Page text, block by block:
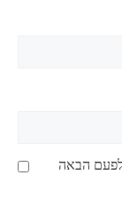
הבאה